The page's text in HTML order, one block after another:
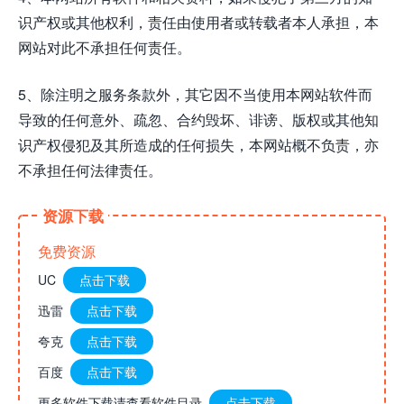
识产权或其他权利，责任由使用者或转载者本人承担，本
网站对此不承担任何责任。
5、除注明之服务条款外，其它因不当使用本网站软件而
导致的任何意外、疏忽、合约毁坏、诽谤、版权或其他知
识产权侵犯及其所造成的任何损失，本网站概不负责，亦
不承担任何法律责任。
资源下载
免费资源
UC
点击下载
迅雷
点击下载
夸克
点击下载
百度
点击下载